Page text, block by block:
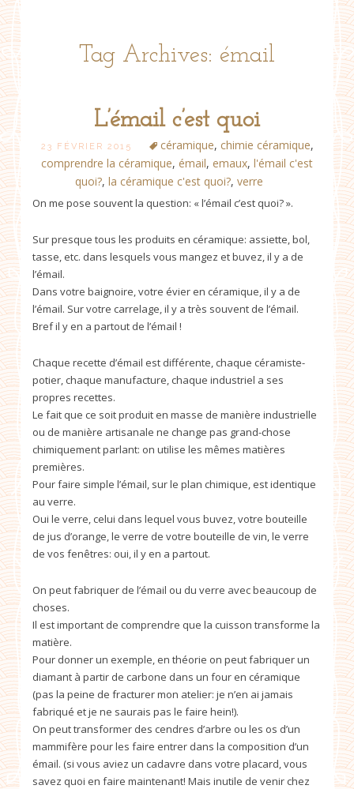
Tag Archives: émail
L’émail c’est quoi
23 FÉVRIER 2015 céramique, chimie céramique,
comprendre la céramique, émail, emaux, l'émail c'est
quoi?, la céramique c'est quoi?, verre
On me pose souvent la question: « l’émail c’est quoi? ».
Sur presque tous les produits en céramique: assiette, bol,
tasse, etc. dans lesquels vous mangez et buvez, il y a de
l’émail.
Dans votre baignoire, votre évier en céramique, il y a de
l’émail. Sur votre carrelage, il y a très souvent de l’émail.
Bref il y en a partout de l’émail !
Chaque recette d’émail est différente, chaque céramiste-
potier, chaque manufacture, chaque industriel a ses
propres recettes.
Le fait que ce soit produit en masse de manière industrielle
ou de manière artisanale ne change pas grand-chose
chimiquement parlant: on utilise les mêmes matières
premières.
Pour faire simple l’émail, sur le plan chimique, est identique
au verre.
Oui le verre, celui dans lequel vous buvez, votre bouteille
de jus d’orange, le verre de votre bouteille de vin, le verre
de vos fenêtres: oui, il y en a partout.
On peut fabriquer de l’émail ou du verre avec beaucoup de
choses.
Il est important de comprendre que la cuisson transforme la
matière.
Pour donner un exemple, en théorie on peut fabriquer un
diamant à partir de carbone dans un four en céramique
(pas la peine de fracturer mon atelier: je n’en ai jamais
fabriqué et je ne saurais pas le faire hein!).
On peut transformer des cendres d’arbre ou les os d’un
mammifère pour les faire entrer dans la composition d’un
émail. (si vous aviez un cadavre dans votre placard, vous
savez quoi en faire maintenant! Mais inutile de venir chez